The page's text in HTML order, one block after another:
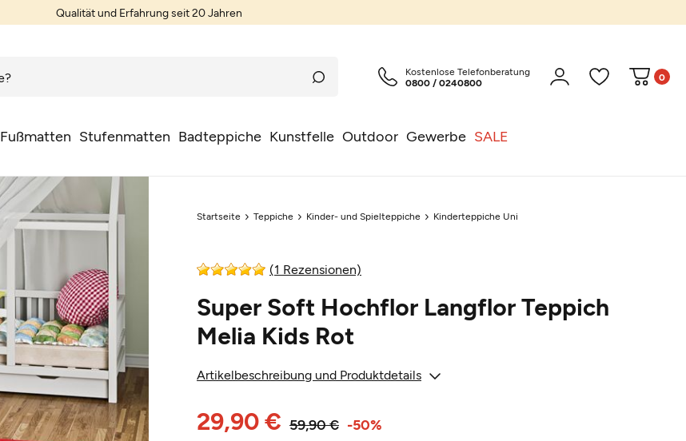
Qualität und Erfahrung seit 20 Jahren
Fußmatten Stufenmatten Badteppiche Kunstfelle Outdoor Gewerbe SALE
Kostenlose Telefonberatung
0800 / 0240800
0
Startseite Teppiche Kinder- und Spielteppiche Kinderteppiche Uni
(1 Rezensionen)
Super Soft Hochflor Langflor Teppich
Melia Kids Rot
Artikelbeschreibung und Produktdetails
29,90 € 59,90 € -50%